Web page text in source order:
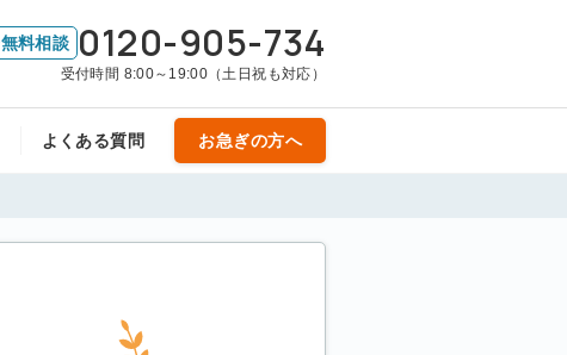
無料相談 0120-905-734
受付時間 8:00～19:00（土日祝も対応）
よくある質問 お急ぎの方へ